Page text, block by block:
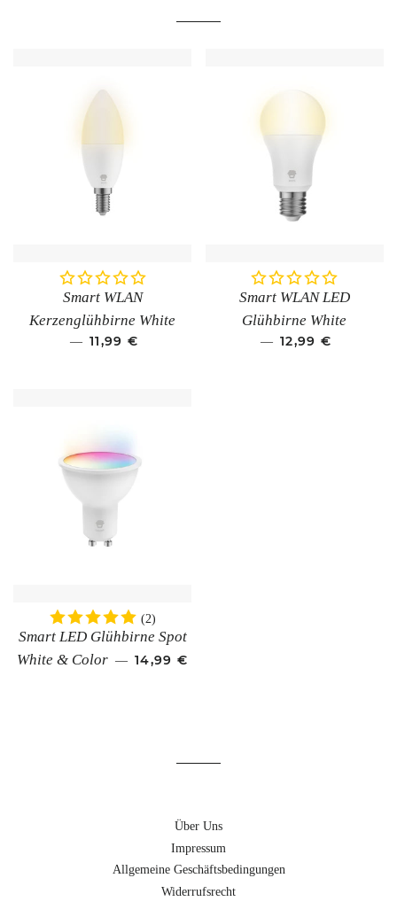
Smart WLAN
Kerzenglühbirne White
— NORMALER PREIS
11,99 €
Smart WLAN LED
Glühbirne White
— NORMALER
12,99 €
(2)
Smart LED Glühbirne Spot
White & Color — NORMALER PREIS
14,99 €
Über Uns
Impressum
Allgemeine Geschäftsbedingungen
Widerrufsrecht